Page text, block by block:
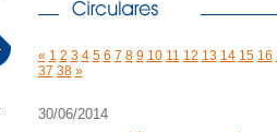
« 1 2 3 4 5 6 7 8 9 10 11 12 13 14 15 16
37 38 »
30/06/2014